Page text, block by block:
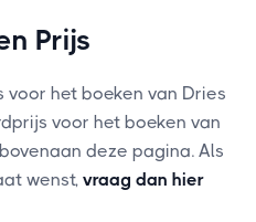
Prijs
het boeken van Dries
voor het boeken van
deze pagina. Als
wenst, vraag dan hier